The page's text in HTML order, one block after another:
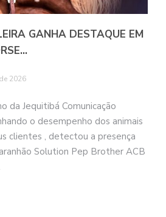
GANHA DESTAQUE EM
2026
da Jequitibá Comunicação
o desempenho dos animais
clientes , detectou a presença
Solution Pep Brother ACB